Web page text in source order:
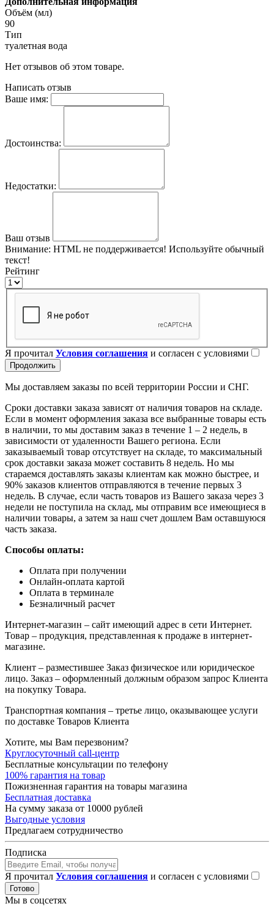
Объём (мл)
90
Тип
туалетная вода
Нет отзывов об этом товаре.
Написать отзыв
Ваше имя:
Достоинства:
Недостатки:
Ваш отзыв
Внимание: HTML не поддерживается! Используйте обычный
текст!
Рейтинг
Я прочитал Условия соглашения и согласен с условиями
Продолжить
Мы доставляем заказы по всей территории России и СНГ.
Сроки доставки заказа зависят от наличия товаров на складе.
Если в момент оформления заказа все выбранные товары есть
в наличии, то мы доставим заказ в течение 1 – 2 недель, в
зависимости от удаленности Вашего региона. Если
заказываемый товар отсутствует на складе, то максимальный
срок доставки заказа может составить 8 недель. Но мы
стараемся доставлять заказы клиентам как можно быстрее, и
90% заказов клиентов отправляются в течение первых 3
недель. В случае, если часть товаров из Вашего заказа через 3
недели не поступила на склад, мы отправим все имеющиеся в
наличии товары, а затем за наш счет дошлем Вам оставшуюся
часть заказа.
Способы оплаты:
Оплата при получении
Онлайн-оплата картой
Оплата в терминале
Безналичный расчет
Интернет-магазин – сайт имеющий адрес в сети Интернет.
Товар – продукция, представленная к продаже в интернет-
магазине.
Клиент – разместившее Заказ физическое или юридическое
лицо. Заказ – оформленный должным образом запрос Клиента
на покупку Товара.
Транспортная компания – третье лицо, оказывающее услуги
по доставке Товаров Клиента
Хотите, мы Вам перезвоним?
Круглосуточный call-центр
Бесплатные консультации по телефону
100% гарантия на товар
Пожизненная гарантия на товары магазина
Бесплатная доставка
На сумму заказа от 10000 рублей
Выгодные условия
Предлагаем сотрудничество
Подписка
Я прочитал Условия соглашения и согласен с условиями
Готово
Мы в соцсетях